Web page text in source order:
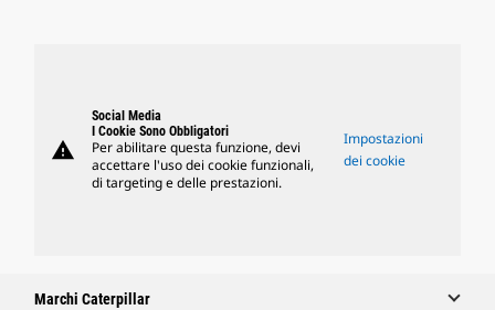
warning
Social Media
I Cookie Sono Obbligatori
Per abilitare questa funzione, devi
accettare l'uso dei cookie funzionali,
di targeting e delle prestazioni.
Impostazioni
dei cookie
Marchi Caterpillar